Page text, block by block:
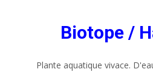
Biotope /
Plante aquatique vivace.